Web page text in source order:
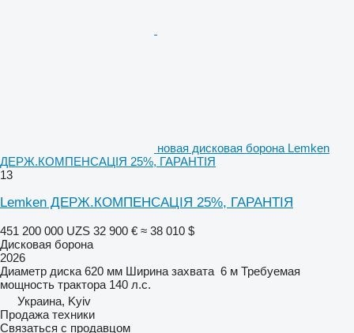
новая дисковая борона Lemken
ДЕРЖ.КОМПЕНСАЦІЯ 25%, ГАРАНТІЯ
13
Lemken ДЕРЖ.КОМПЕНСАЦІЯ 25%, ГАРАНТІЯ
451 200 000 UZS 32 900 € ≈ 38 010 $
Дисковая борона
2026
Диаметр диска 620 мм Ширина захвата 6 м Требуемая
мощность трактора 140 л.с.
Украина, Kyiv
Продажа техники
Связаться с продавцом